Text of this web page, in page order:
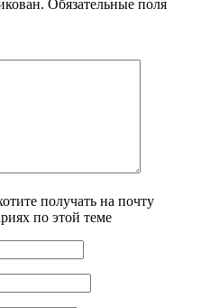
Обязательные поля
получать на почту
по этой теме